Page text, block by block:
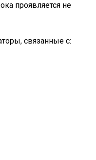
проявляется не
связанные с: